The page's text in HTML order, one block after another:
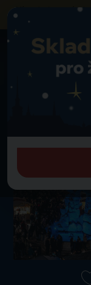
Výzva k obsazení
Zpět na atrakce
Kašna